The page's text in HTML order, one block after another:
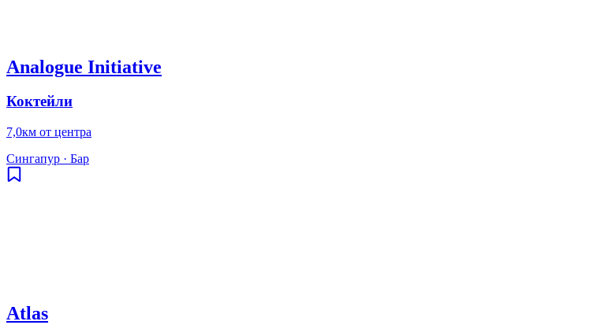
Analogue Initiative
Коктейли
7,0км от центра
Сингапур · Бар
Atlas